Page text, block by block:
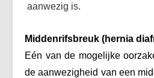
aanwezig is.
Middenrifsbreuk (hernia
Eén van de mogelijke
de aanwezigheid van een